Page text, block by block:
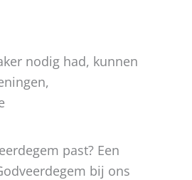
nodig had, kunnen
past? Een
bij ons